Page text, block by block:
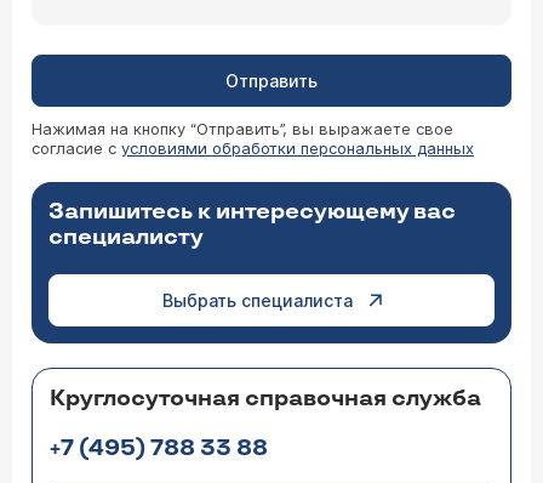
Отправить
Нажимая на кнопку “Отправить”, вы выражаете свое
согласие с условиями обработки персональных данных
Запишитесь к интересующему вас
специалисту
Выбрать специалиста
Круглосуточная справочная служба
+7 (495) 788 33 88